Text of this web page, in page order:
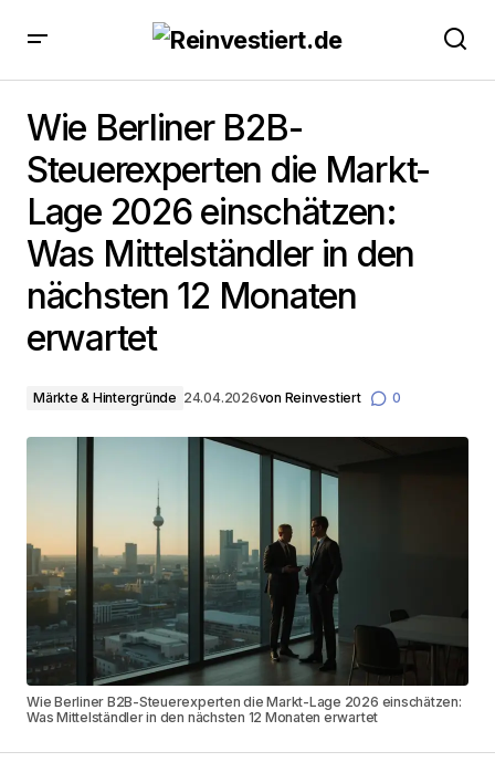
2026 einschätzen: Was Mittelständler in den
nächsten 12 Monaten erwartet
Wie Berliner B2B-
Steuerexperten die Markt-
Lage 2026 einschätzen:
Was Mittelständler in den
nächsten 12 Monaten
erwartet
Märkte & Hintergründe 24.04.2026von Reinvestiert 0
Wie Berliner B2B-Steuerexperten die Markt-Lage 2026 einschätzen:
Was Mittelständler in den nächsten 12 Monaten erwartet